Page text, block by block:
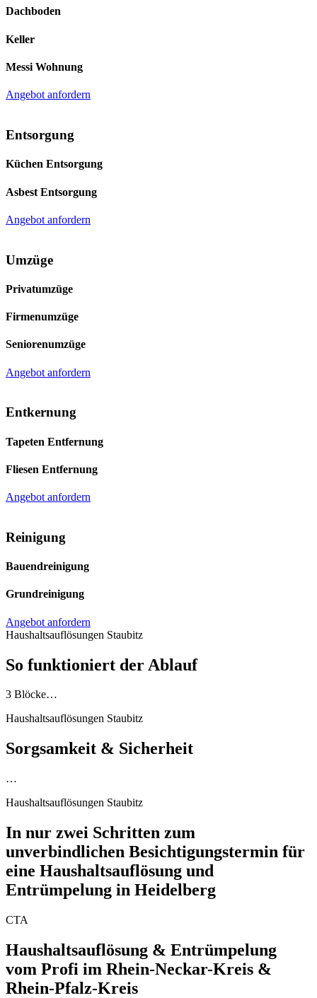
Dachboden
Keller
Messi Wohnung
Angebot anfordern
Entsorgung
Küchen Entsorgung
Asbest Entsorgung
Angebot anfordern
Umzüge
Privatumzüge
Firmenumzüge
Seniorenumzüge
Angebot anfordern
Entkernung
Tapeten Entfernung
Fliesen Entfernung
Angebot anfordern
Reinigung
Bauendreinigung
Grundreinigung
Angebot anfordern
Haushaltsauflösungen Staubitz
So funktioniert der Ablauf
3 Blöcke…
Haushaltsauflösungen Staubitz
Sorgsamkeit & Sicherheit
…
Haushaltsauflösungen Staubitz
In nur zwei Schritten zum
unverbindlichen Besichtigungstermin für
eine Haushaltsauflösung und
Entrümpelung in Heidelberg
CTA
Haushaltsauflösung & Entrümpelung
vom Profi im Rhein-Neckar-Kreis &
Rhein-Pfalz-Kreis